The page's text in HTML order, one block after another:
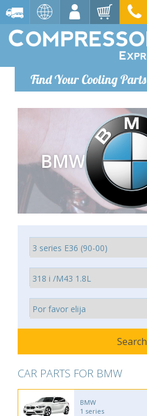
Find Your Cooling Parts
BMW
CAR PARTS FOR BMW
BMW
1 series